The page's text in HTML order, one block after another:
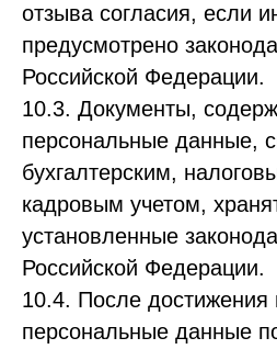
отзыва согласия, если
предусмотрено
Российской Федерации.
10.3. Документы,
персональные данные,
бухгалтерским,
кадровым учетом,
установленные
Российской Федерации.
10.4. После достижения
персональные данные